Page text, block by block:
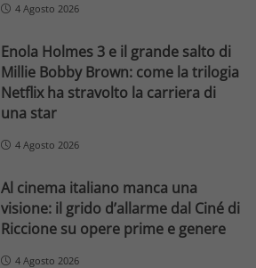
4 Agosto 2026
Enola Holmes 3 e il grande salto di
Millie Bobby Brown: come la trilogia
Netflix ha stravolto la carriera di
una star
4 Agosto 2026
Al cinema italiano manca una
visione: il grido d’allarme dal Ciné di
Riccione su opere prime e genere
4 Agosto 2026